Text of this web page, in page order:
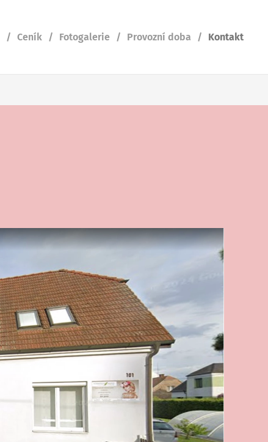
Ceník Fotogalerie Provozní doba Kontakt